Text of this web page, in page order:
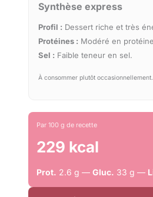
Synthèse express
Profil : Dessert riche et très
Protéines : Modéré en
Sel : Faible teneur en sel.
À consommer plutôt occasionnellement.
Par 100 g de recette
229 kcal
Prot. 2.6 g — Gluc. 33 g —